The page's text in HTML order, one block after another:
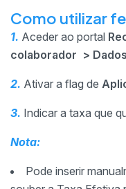
Como utilizar
1. Aceder ao portal
colaborador > Dados
2. Ativar a flag de
3. Indicar a taxa que
Nota:
Pode inserir